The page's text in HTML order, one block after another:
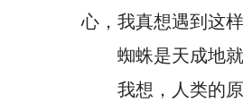
心，我真想遇到这
蜘蛛是天成地就
我想，人类的